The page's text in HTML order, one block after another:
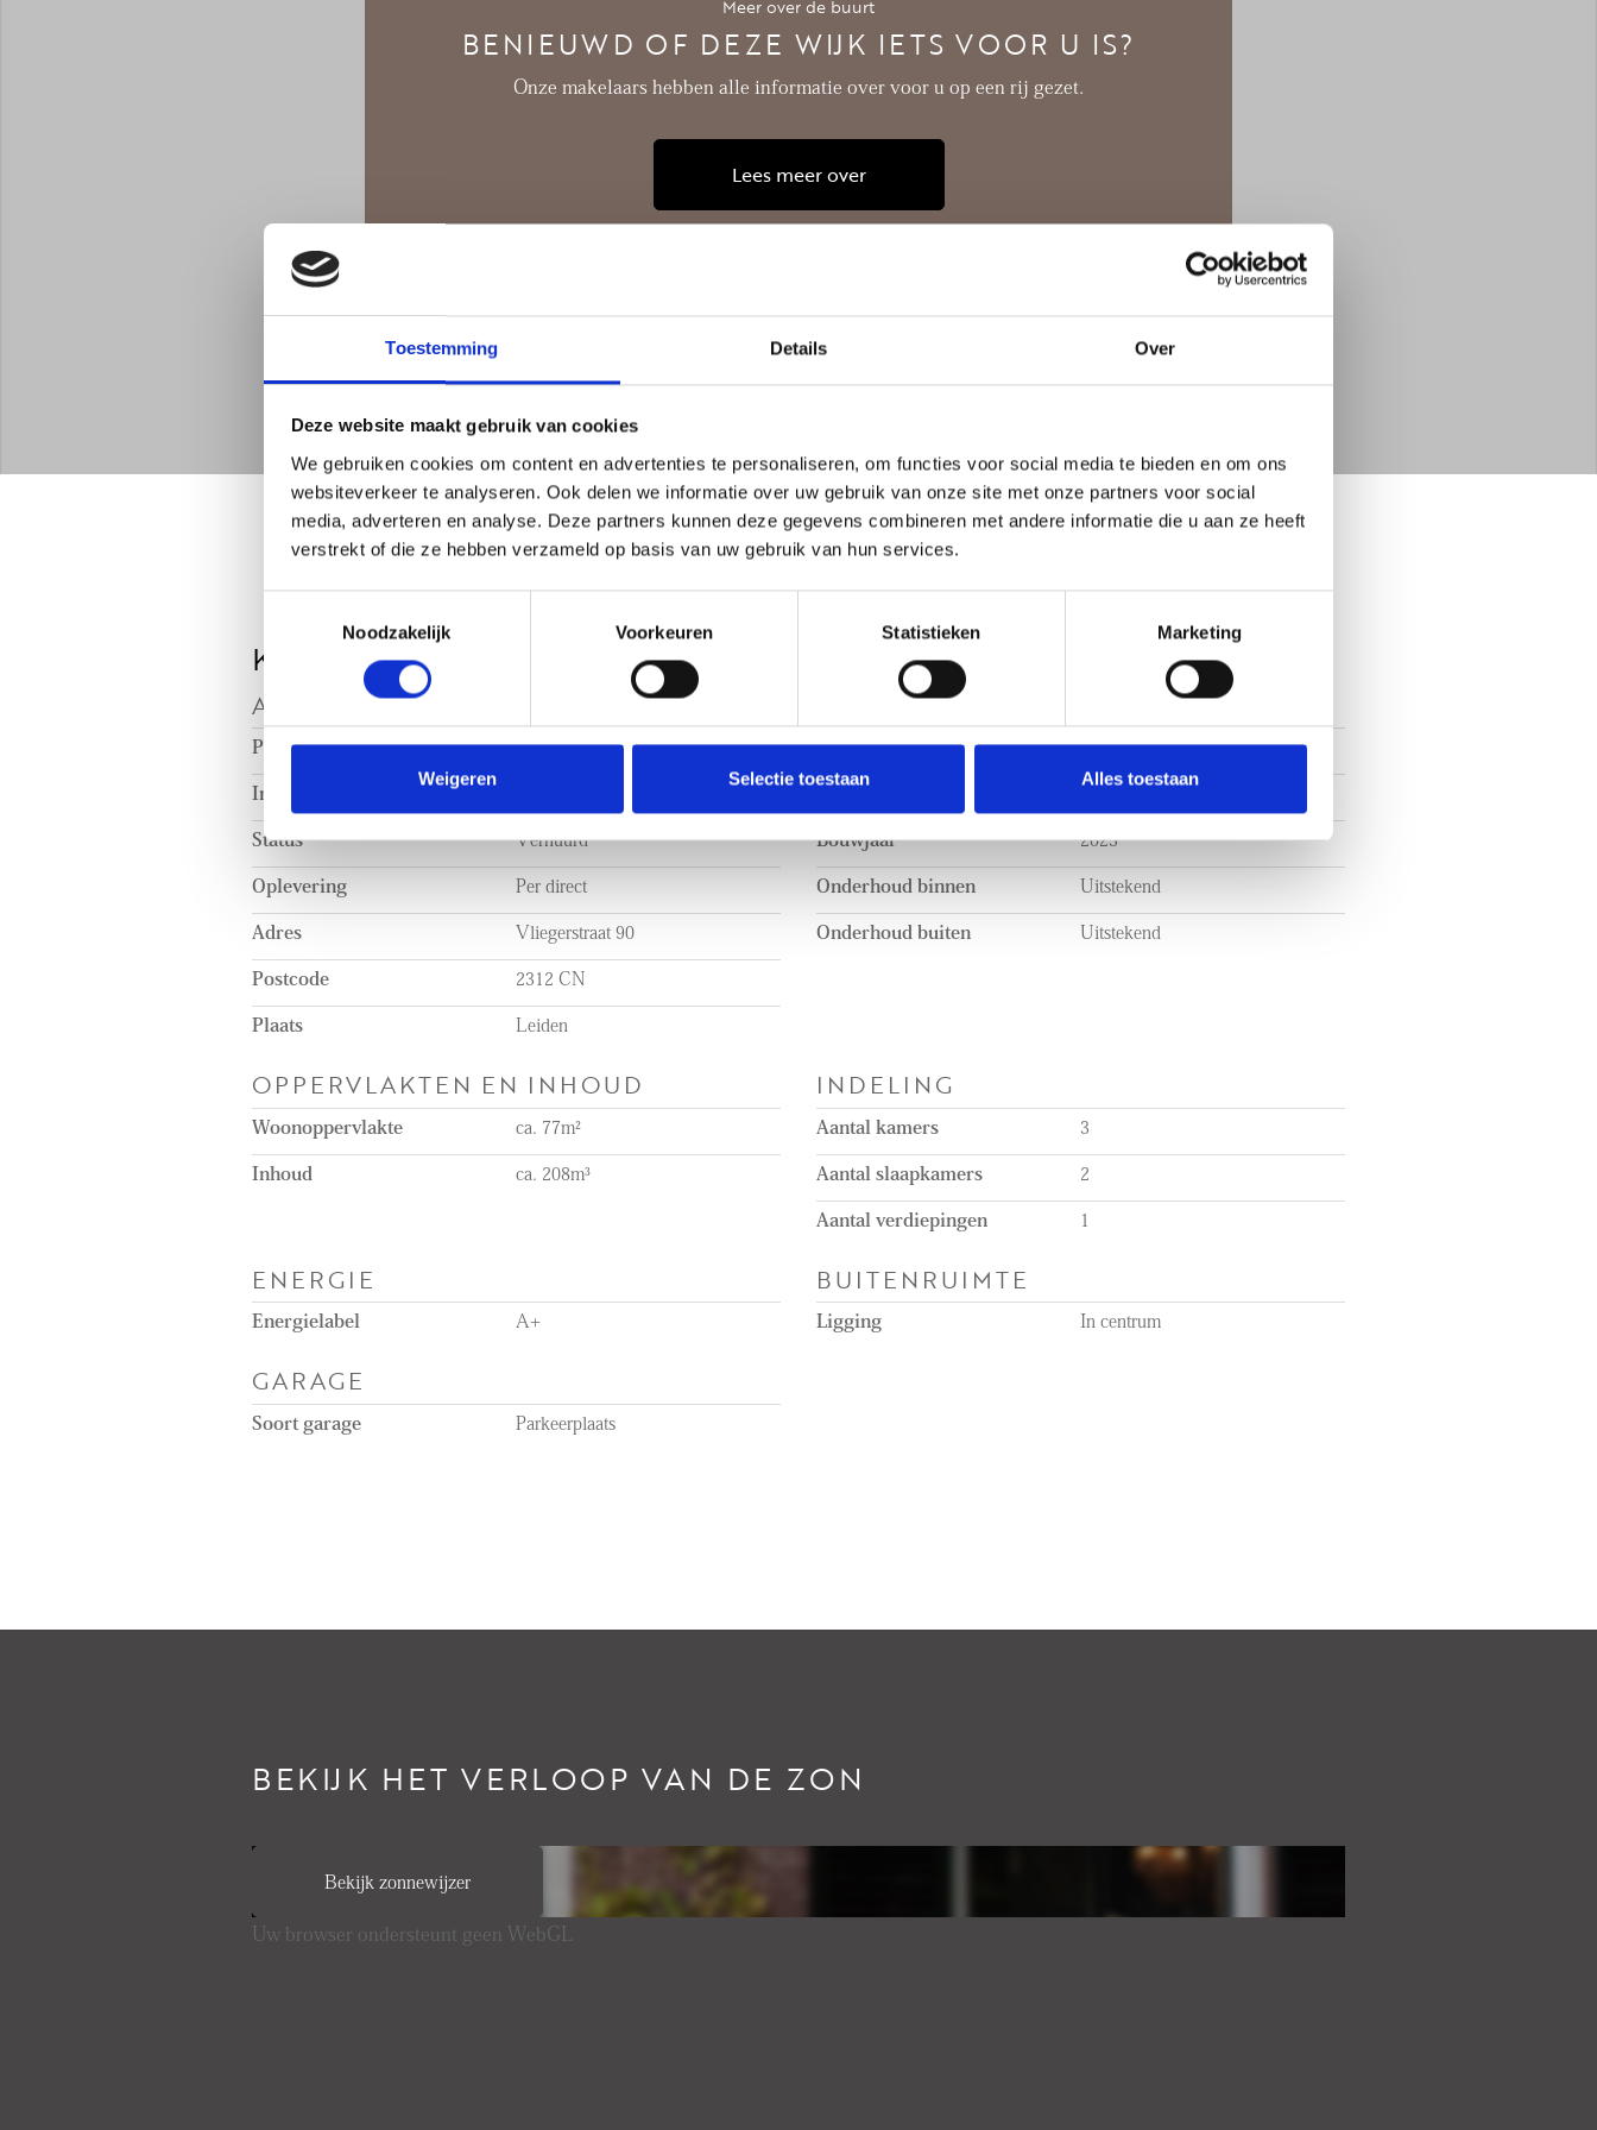
Toestemming Details Over
Deze website maakt gebruik van cookies
We gebruiken cookies om content en advertenties te personaliseren, om functies voor social media te bieden en om ons
websiteverkeer te analyseren. Ook delen we informatie over uw gebruik van onze site met onze partners voor social
media, adverteren en analyse. Deze partners kunnen deze gegevens combineren met andere informatie die u aan ze heeft
verstrekt of die ze hebben verzameld op basis van uw gebruik van hun services.
Noodzakelijk
Voorkeuren Statistieken Marketing
Weigeren Selectie toestaan Alles toestaan
Meer over de buurt
BENIEUWD OF DEZE WIJK IETS VOOR U IS?
Onze makelaars hebben alle informatie over voor u op een rij gezet.
Lees meer over
KENMERKEN
AANVAARDING
Prijs € 2.750 p.m. ex.
Inrichting
Status Verhuurd
Oplevering Per direct
Adres Vliegerstraat 90
Postcode 2312 CN
Plaats Leiden
Soort appartement Appartement
Bouwjaar 2023
Onderhoud binnen Uitstekend
Onderhoud buiten Uitstekend
OPPERVLAKTEN EN INHOUD
Woonoppervlakte ca. 77m²
Inhoud ca. 208m³
INDELING
Aantal kamers 3
Aantal slaapkamers 2
Aantal verdiepingen 1
ENERGIE
Energielabel A+
BUITENRUIMTE
Ligging In centrum
GARAGE
Soort garage Parkeerplaats
BEKIJK HET VERLOOP VAN DE ZON
Bekijk zonnewijzer
Uw browser ondersteunt geen WebGL